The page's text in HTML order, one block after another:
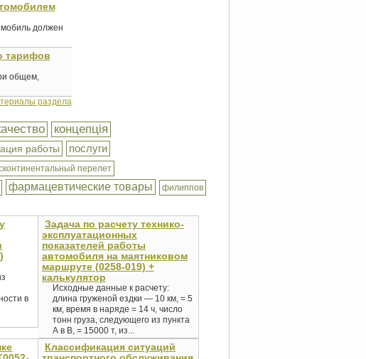
должен
тарифов
общем,
раздела
концепція
работы послуги
перелет
фармацевтические товары
филиппов
в
Задача по расчету технико-
эксплуатационных
показателей работы
автомобиля на маятниковом
маршруте (0258-019) +
калькулятор
Исходные данные к расчету:
длина груженой ездки — 10 км, = 5
км, время в наряде = 14 ч, число
тонн груза, следующего из пункта
А в B, = 15000 т, из...
Классификация ситуаций